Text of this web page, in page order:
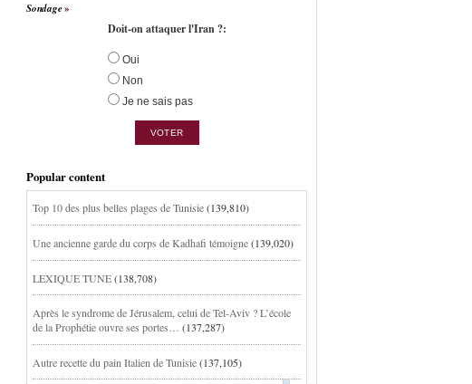
Sondage
Doit-on attaquer l'Iran ?:
Oui
Non
Je ne sais pas
Popular content
Top 10 des plus belles plages de Tunisie(139,810)
Une ancienne garde du corps de Kadhafi témoigne(139,020)
LEXIQUE TUNE(138,708)
Après le syndrome de Jérusalem, celui de Tel-Aviv ? L’école
de la Prophétie ouvre ses portes…
(137,287)
Autre recette du pain Italien de Tunisie(137,105)